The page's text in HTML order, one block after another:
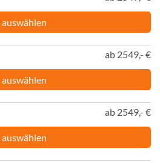
auswählen
ab 2549,- €
auswählen
ab 2549,- €
auswählen